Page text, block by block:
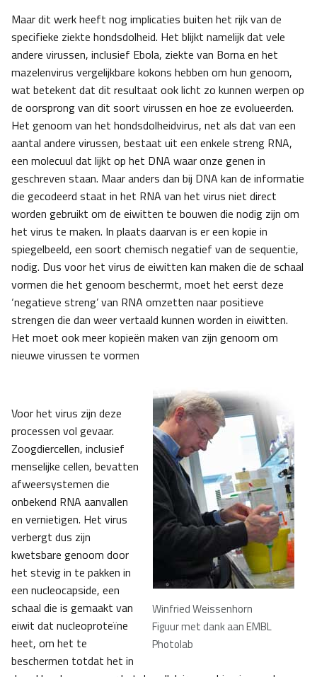
Maar dit werk heeft nog implicaties buiten het rijk van de
specifieke ziekte hondsdolheid. Het blijkt namelijk dat vele
andere virussen, inclusief Ebola, ziekte van Borna en het
mazelenvirus vergelijkbare kokons hebben om hun genoom,
wat betekent dat dit resultaat ook licht zo kunnen werpen op
de oorsprong van dit soort virussen en hoe ze evolueerden.
Het genoom van het hondsdolheidvirus, net als dat van een
aantal andere virussen, bestaat uit een enkele streng RNA,
een molecuul dat lijkt op het DNA waar onze genen in
geschreven staan. Maar anders dan bij DNA kan de informatie
die gecodeerd staat in het RNA van het virus niet direct
worden gebruikt om de eiwitten te bouwen die nodig zijn om
het virus te maken. In plaats daarvan is er een kopie in
spiegelbeeld, een soort chemisch negatief van de sequentie,
nodig. Dus voor het virus de eiwitten kan maken die de schaal
vormen die het genoom beschermt, moet het eerst deze
‘negatieve streng’ van RNA omzetten naar positieve
strengen die dan weer vertaald kunnen worden in eiwitten.
Het moet ook meer kopieën maken van zijn genoom om
nieuwe virussen te vormen
Winfried Weissenhorn
Figuur met dank aan EMBL
Photolab
Voor het virus zijn deze
processen vol gevaar.
Zoogdiercellen, inclusief
menselijke cellen, bevatten
afweersystemen die
onbekend RNA aanvallen
en vernietigen. Het virus
verbergt dus zijn
kwetsbare genoom door
het stevig in te pakken in
een nucleocapside, een
schaal die is gemaakt van
eiwit dat nucleoproteïne
heet, om het te
beschermen totdat het in